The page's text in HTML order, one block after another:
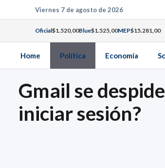
al
contenido
Viernes 7 de agosto de 2026
Oficial$1.520,00Blue$1.525,00MEP$15.281,00
Home Política Economía
Gmail se
iniciar sesión?